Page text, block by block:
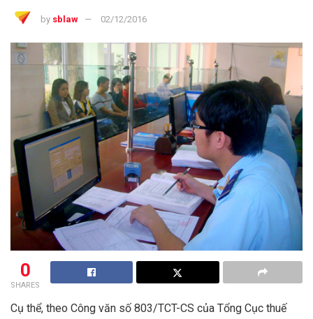
by sblaw 02/12/2016
0
SHARES
Cụ thể, theo Công văn số 803/TCT-CS của Tổng Cục thuế